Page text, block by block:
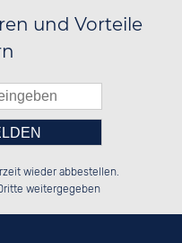
und Vorteile
tragen Sie die Zahl in
Feld ein.
wieder abbestellen.
weitergegeben